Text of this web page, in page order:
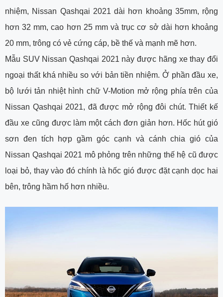
nhiệm, Nissan Qashqai 2021 dài hơn khoảng 35mm, rộng
hơn 32 mm, cao hơn 25 mm và trục cơ sở dài hơn khoảng
20 mm, trông có vẻ cứng cáp, bề thế và mạnh mẽ hơn.
Mẫu SUV Nissan Qashqai 2021 này được hãng xe thay đổi
ngoại thất khá nhiều so với bản tiền nhiệm. Ở phần đầu xe,
bộ lưới tản nhiệt hình chữ V-Motion mở rộng phía trên của
Nissan Qashqai 2021, đã được mở rộng đôi chút. Thiết kế
đầu xe cũng được làm một cách đơn giản hơn. Hốc hút gió
sơn đen tích hợp gầm góc cạnh và cánh chia gió của
Nissan Qashqai 2021 mô phỏng trên những thế hệ cũ được
loại bỏ, thay vào đó chính là hốc gió được đặt cạnh dọc hai
bên, trông hầm hố hơn nhiều.